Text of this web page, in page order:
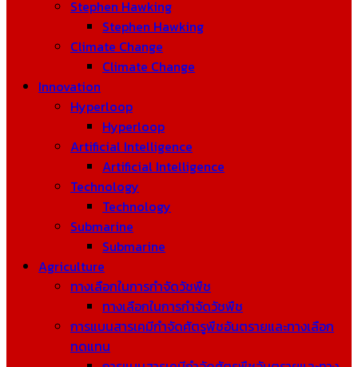
Stephen Hawking
Stephen Hawking
Climate Change
Climate Change
Innovation
Hyperloop
Hyperloop
Artificial Intelligence
Artificial Intelligence
Technology
Technology
Submarine
Submarine
Agriculture
ทางเลือกในการกำจัดวัชพืช
ทางเลือกในการกำจัดวัชพืช
การแบนสารเคมีกำจัดศัตรูพืชอันตรายและทางเลือก
ทดแทน